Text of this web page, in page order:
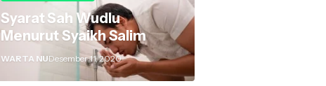
Syarat Sah Wudlu
Menurut Syaikh Salim
WARTA NUDesember 11, 2020